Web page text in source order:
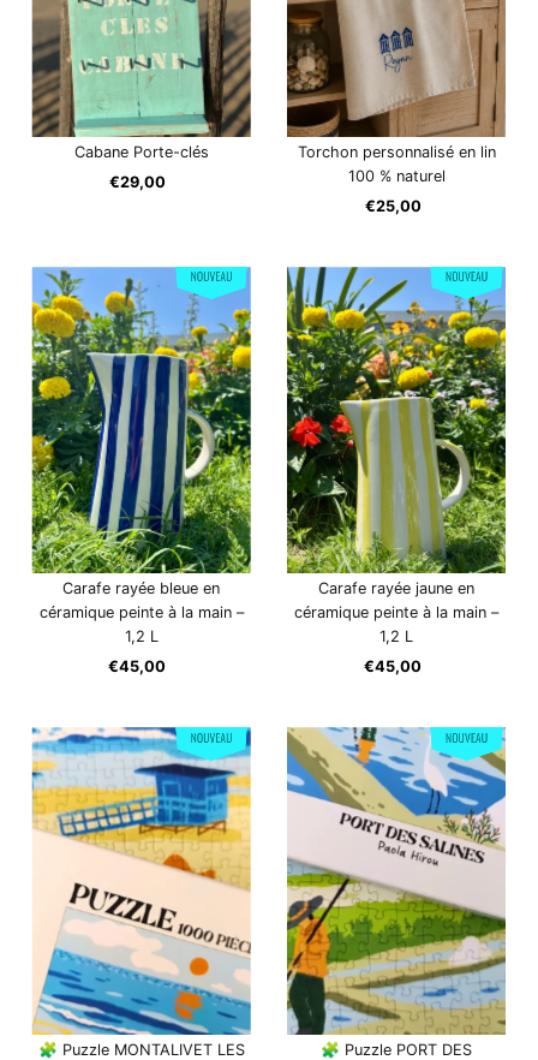
Cabane Porte-clés
Prix
€29,00
Torchon personnalisé en lin
100 % naturel
Prix
€25,00
Carafe rayée bleue en
céramique peinte à la main –
1,2 L
Prix
€45,00
Carafe rayée jaune en
céramique peinte à la main –
1,2 L
Prix
€45,00
🧩 Puzzle MONTALIVET LES
🧩 Puzzle PORT DES